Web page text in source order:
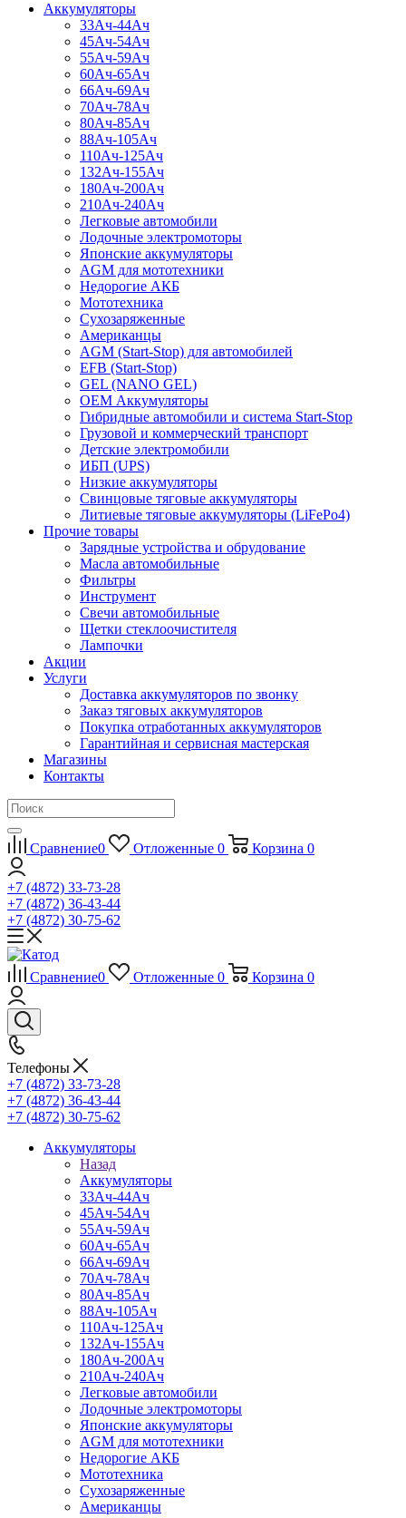
Аккумуляторы
33Ач-44Ач
45Ач-54Ач
55Ач-59Ач
60Ач-65Ач
66Ач-69Ач
70Ач-78Ач
80Ач-85Ач
88Ач-105Ач
110Ач-125Ач
132Ач-155Ач
180Ач-200Ач
210Ач-240Ач
Легковые автомобили
Лодочные электромоторы
Японские аккумуляторы
AGM для мототехники
Недорогие АКБ
Мототехника
Сухозаряженные
Американцы
AGM (Start-Stop) для автомобилей
EFB (Start-Stop)
GEL (NANO GEL)
OEM Аккумуляторы
Гибридные автомобили и система Start-Stop
Грузовой и коммерческий транспорт
Детские электромобили
ИБП (UPS)
Низкие аккумуляторы
Свинцовые тяговые аккумуляторы
Литиевые тяговые аккумуляторы (LiFePo4)
Прочие товары
Зарядные устройства и обрудование
Масла автомобильные
Фильтры
Инструмент
Свечи автомобильные
Щетки стеклоочистителя
Лампочки
Акции
Услуги
Доставка аккумуляторов по звонку
Заказ тяговых аккумуляторов
Покупка отработанных аккумуляторов
Гарантийная и сервисная мастерская
Магазины
Контакты
Сравнение0 Отложенные 0 Корзина 0
+7 (4872) 33-73-28
+7 (4872) 36-43-44
+7 (4872) 30-75-62
Сравнение0 Отложенные 0 Корзина 0
Телефоны
+7 (4872) 33-73-28
+7 (4872) 36-43-44
+7 (4872) 30-75-62
Аккумуляторы
Назад
Аккумуляторы
33Ач-44Ач
45Ач-54Ач
55Ач-59Ач
60Ач-65Ач
66Ач-69Ач
70Ач-78Ач
80Ач-85Ач
88Ач-105Ач
110Ач-125Ач
132Ач-155Ач
180Ач-200Ач
210Ач-240Ач
Легковые автомобили
Лодочные электромоторы
Японские аккумуляторы
AGM для мототехники
Недорогие АКБ
Мототехника
Сухозаряженные
Американцы